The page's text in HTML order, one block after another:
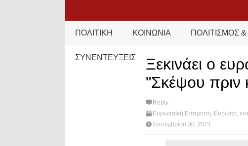
ΠΟΛΙΤΙΚΗ ΚΟΙΝΩΝΙΑ ΠΟΛΙΤΙΣΜΟΣ
ΣΥΝΕΝΤΕΥΞΕΙΣ
Ξεκινάει ο
"Σκέψου πριν
Reply
Ευρωπαϊκή Επιτροπή Ευρώπη
Σεπτεμβρίου 30, 2021